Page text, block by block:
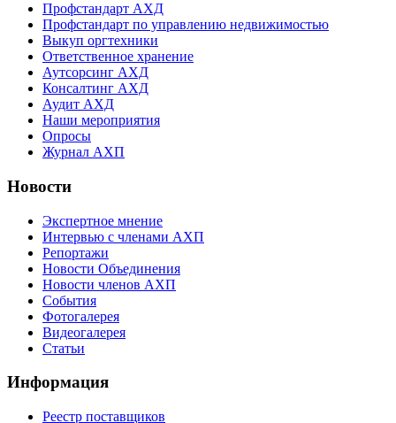
Профстандарт АХД
Профстандарт по управлению недвижимостью
Выкуп оргтехники
Ответственное хранение
Аутсорсинг АХД
Консалтинг АХД
Аудит АХД
Наши мероприятия
Опросы
Журнал АХП
Новости
Экспертное мнение
Интервью с членами АХП
Репортажи
Новости Объединения
Новости членов АХП
События
Фотогалерея
Видеогалерея
Статьи
Информация
Реестр поставщиков